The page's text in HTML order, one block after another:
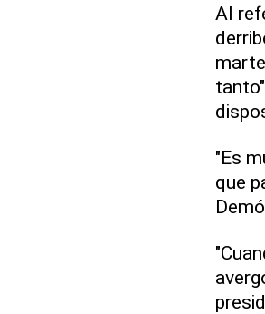
Al
"Es
que